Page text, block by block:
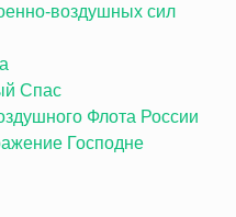
воздушных сил
Спас
Флота России
Господне